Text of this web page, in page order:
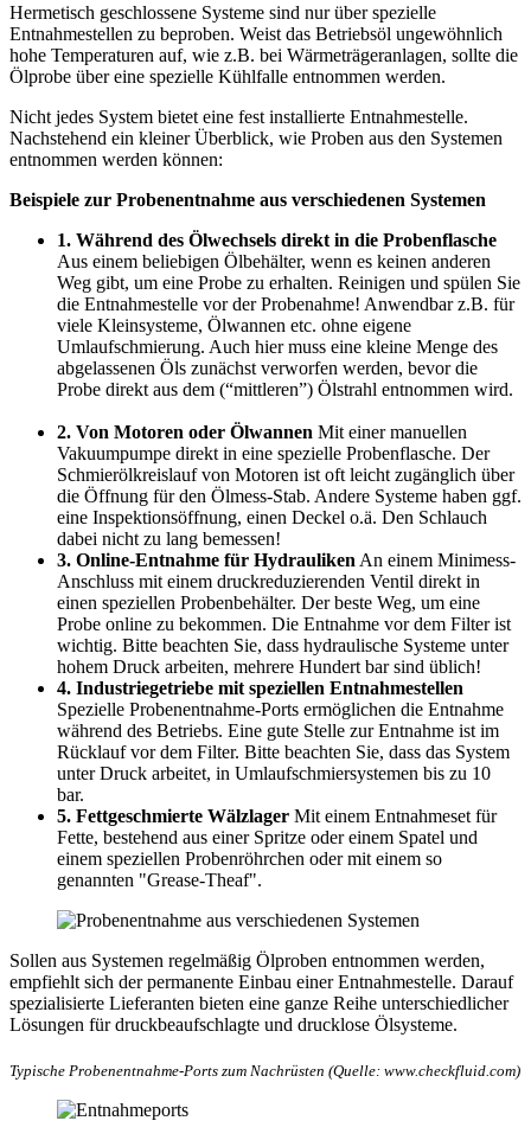
Hermetisch geschlossene Systeme sind nur über spezielle
Entnahmestellen zu beproben. Weist das Betriebsöl ungewöhnlich
hohe Temperaturen auf, wie z.B. bei Wärmeträgeranlagen, sollte die
Ölprobe über eine spezielle Kühlfalle entnommen werden.
Nicht jedes System bietet eine fest installierte Entnahmestelle.
Nachstehend ein kleiner Überblick, wie Proben aus den Systemen
entnommen werden können:
Beispiele zur Probenentnahme aus verschiedenen Systemen
1. Während des Ölwechsels direkt in die Probenflasche
Aus einem beliebigen Ölbehälter, wenn es keinen anderen
Weg gibt, um eine Probe zu erhalten. Reinigen und spülen Sie
die Entnahmestelle vor der Probenahme! Anwendbar z.B. für
viele Kleinsysteme, Ölwannen etc. ohne eigene
Umlaufschmierung. Auch hier muss eine kleine Menge des
abgelassenen Öls zunächst verworfen werden, bevor die
Probe direkt aus dem (“mittleren”) Ölstrahl entnommen wird.
2. Von Motoren oder Ölwannen Mit einer manuellen
Vakuumpumpe direkt in eine spezielle Probenflasche. Der
Schmierölkreislauf von Motoren ist oft leicht zugänglich über
die Öffnung für den Ölmess-Stab. Andere Systeme haben ggf.
eine Inspektionsöffnung, einen Deckel o.ä. Den Schlauch
dabei nicht zu lang bemessen!
3. Online-Entnahme für Hydrauliken An einem Minimess-
Anschluss mit einem druckreduzierenden Ventil direkt in
einen speziellen Probenbehälter. Der beste Weg, um eine
Probe online zu bekommen. Die Entnahme vor dem Filter ist
wichtig. Bitte beachten Sie, dass hydraulische Systeme unter
hohem Druck arbeiten, mehrere Hundert bar sind üblich!
4. Industriegetriebe mit speziellen Entnahmestellen
Spezielle Probenentnahme-Ports ermöglichen die Entnahme
während des Betriebs. Eine gute Stelle zur Entnahme ist im
Rücklauf vor dem Filter. Bitte beachten Sie, dass das System
unter Druck arbeitet, in Umlaufschmiersystemen bis zu 10
bar.
5. Fettgeschmierte Wälzlager Mit einem Entnahmeset für
Fette, bestehend aus einer Spritze oder einem Spatel und
einem speziellen Probenröhrchen oder mit einem so
genannten "Grease-Theaf".
Sollen aus Systemen regelmäßig Ölproben entnommen werden,
empfiehlt sich der permanente Einbau einer Entnahmestelle. Da­rauf
spezialisierte Lieferanten bieten eine ganze Reihe unterschiedlicher
Lösungen für druckbeaufschlagte und drucklose Ölsysteme.
Typische Probenentnahme-Ports zum Nachrüsten (Quelle: www.checkfluid.com)